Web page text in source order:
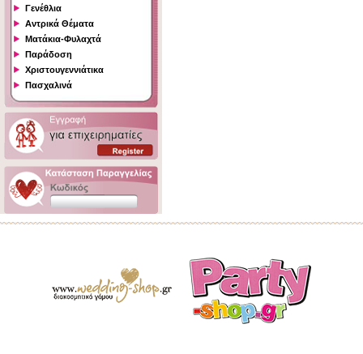
Γενέθλια
Αντρικά Θέματα
Ματάκια-Φυλαχτά
Παράδοση
Χριστουγεννιάτικα
Πασχαλινά